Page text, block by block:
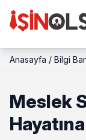
Anasayfa / Bilgi
Meslek